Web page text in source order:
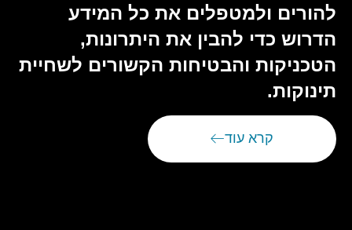
להורים ולמטפלים את כל המידע
הדרוש כדי להבין את היתרונות,
הטכניקות והבטיחות הקשורים לשחיית
תינוקות.
קרא עוד